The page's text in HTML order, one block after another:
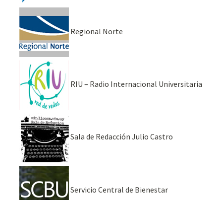
Regional Norte
RIU – Radio Internacional Universitaria
Sala de Redacción Julio Castro
Servicio Central de Bienestar